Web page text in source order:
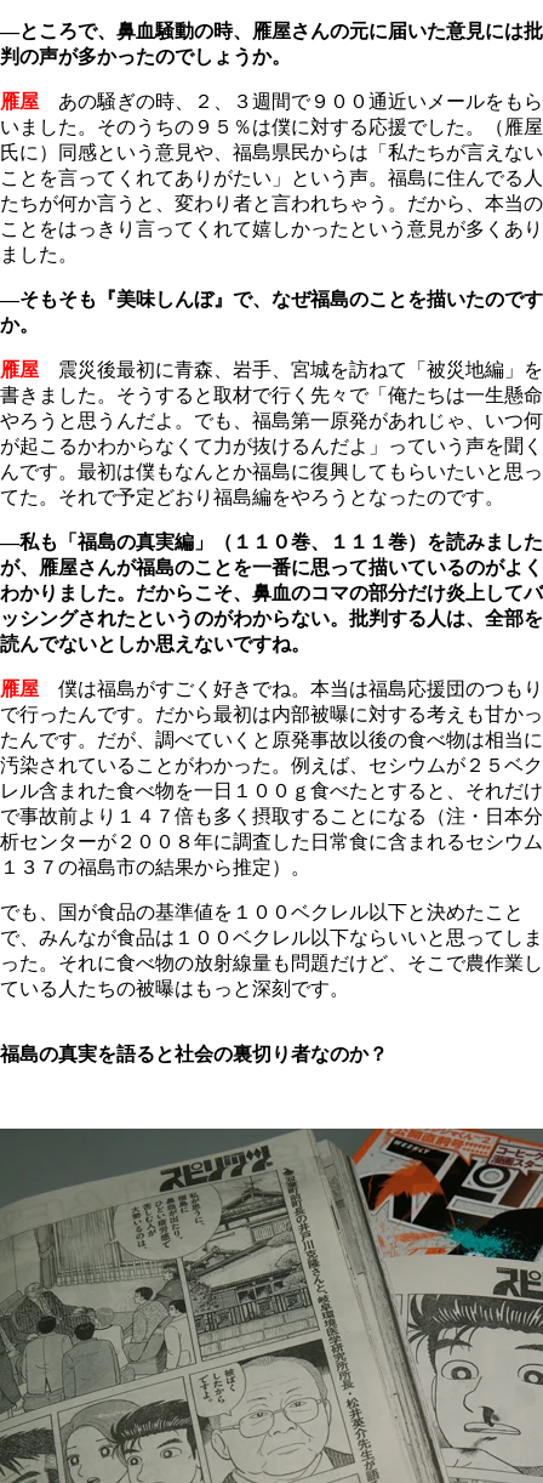
―ところで、鼻血騒動の時、雁屋さんの元に届いた意見には批
判の声が多かったのでしょうか。
雁屋 あの騒ぎの時、２、３週間で９００通近いメールをもら
いました。そのうちの９５％は僕に対する応援でした。（雁屋
氏に）同感という意見や、福島県民からは「私たちが言えない
ことを言ってくれてありがたい」という声。福島に住んでる人
たちが何か言うと、変わり者と言われちゃう。だから、本当の
ことをはっきり言ってくれて嬉しかったという意見が多くあり
ました。
―そもそも『美味しんぼ』で、なぜ福島のことを描いたのです
か。
雁屋 震災後最初に青森、岩手、宮城を訪ねて「被災地編」を
書きました。そうすると取材で行く先々で「俺たちは一生懸命
やろうと思うんだよ。でも、福島第一原発があれじゃ、いつ何
が起こるかわからなくて力が抜けるんだよ」っていう声を聞く
んです。最初は僕もなんとか福島に復興してもらいたいと思っ
てた。それで予定どおり福島編をやろうとなったのです。
―私も「福島の真実編」（１１０巻、１１１巻）を読みました
が、雁屋さんが福島のことを一番に思って描いているのがよく
わかりました。だからこそ、鼻血のコマの部分だけ炎上してバ
ッシングされたというのがわからない。批判する人は、全部を
読んでないとしか思えないですね。
雁屋 僕は福島がすごく好きでね。本当は福島応援団のつもり
で行ったんです。だから最初は内部被曝に対する考えも甘かっ
たんです。だが、調べていくと原発事故以後の食べ物は相当に
汚染されていることがわかった。例えば、セシウムが２５ベク
レル含まれた食べ物を一日１００ｇ食べたとすると、それだけ
で事故前より１４７倍も多く摂取することになる（注・日本分
析センターが２００８年に調査した日常食に含まれるセシウム
１３７の福島市の結果から推定）。
でも、国が食品の基準値を１００ベクレル以下と決めたこと
で、みんなが食品は１００ベクレル以下ならいいと思ってしま
った。それに食べ物の放射線量も問題だけど、そこで農作業し
ている人たちの被曝はもっと深刻です。
福島の真実を語ると社会の裏切り者なのか？